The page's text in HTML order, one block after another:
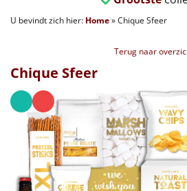
€25 tot €35
€40 tot €45
€45 tot €50
€50 tot €55
U bevindt zich hier: Home»Chique Sfeer
Terug naar
Chique Sfeer